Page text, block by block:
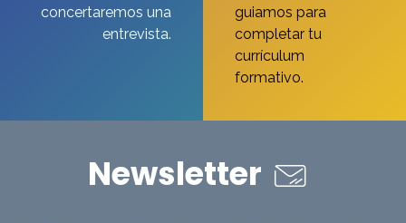
concertaremos una
entrevista.
guiamos para
completar tu
currículum
formativo.
Newsletter